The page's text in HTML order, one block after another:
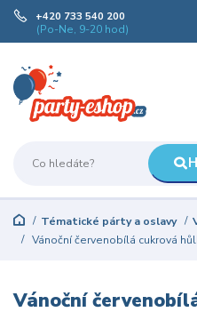
+420 733 540 200
(Po-Ne, 9-20 hod)
Tématické párty a oslavy
Vánoční červenobílá cukrová
Vánoční